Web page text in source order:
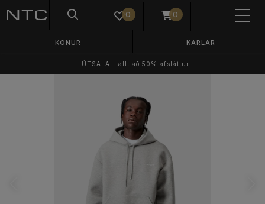
0 0
KONUR KARLAR
ÚTSALA - allt að 50% afsláttur!